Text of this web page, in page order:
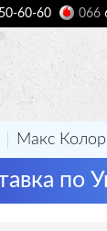
60-60 066
Макс Колор
по